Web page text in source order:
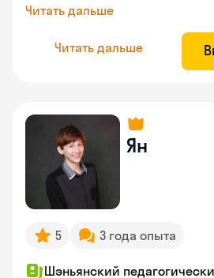
Читать дальше
Читать дальше
Ян
5 3 года опыта
Шэньянский